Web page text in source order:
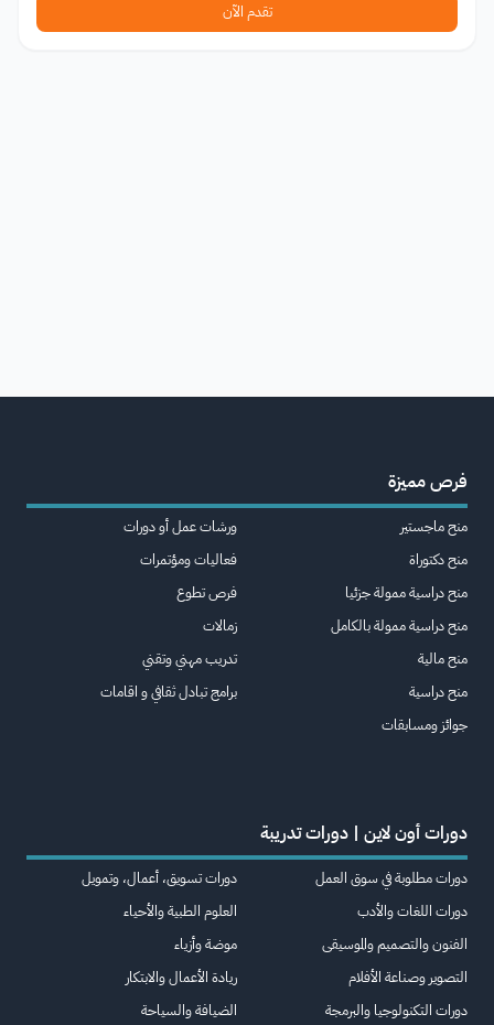
تقدم الآن
فرص مميزة
منح ماجستير
منح دكتوراة
منح دراسية ممولة جزئيا
منح دراسية ممولة بالكامل
منح مالية
منح دراسية
جوائز ومسابقات
ورشات عمل أو دورات
فعاليات ومؤتمرات
فرص تطوع
زمالات
تدريب مهني وتقني
برامج تبادل ثقافي و اقامات
دورات أون لاين | دورات تدريبة
دورات مطلوبة في سوق العمل
دورات اللغات والأدب
الفنون والتصميم والموسيقى
التصوير وصناعة الأفلام
دورات التكنولوجيا والبرمجة
دورات تسويق، أعمال، وتمويل
العلوم الطبية والأحياء
موضة وأزياء
ريادة الأعمال والابتكار
الضيافة والسياحة